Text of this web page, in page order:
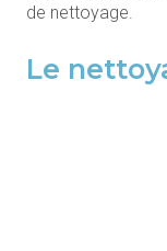
de nettoyage.
Le